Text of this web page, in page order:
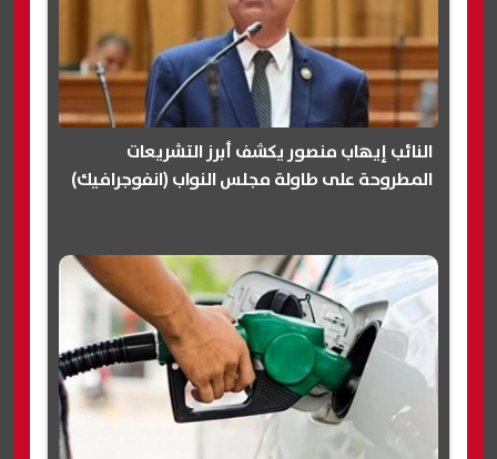
النائب إيهاب منصور يكشف أبرز التشريعات
المطروحة على طاولة مجلس النواب (انفوجرافيك)